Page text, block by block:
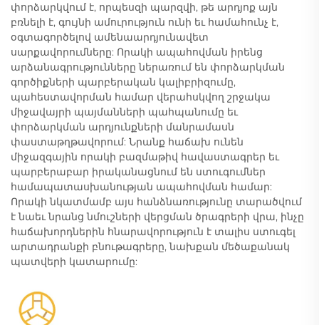
փորձարկվում է, որպեսզի պարզվի, թե արդյոք այն
բռնելի է, գույնի ամուրություն ունի եւ համահունչ է,
օգտագործելով ամենաարդյունավետ
սարքավորումները: Որակի ապահովման իրենց
արձանագրությունները ներառում են փորձարկման
գործիքների պարբերական կալիբրիզումը,
պահեստավորման համար վերահսկվող շրջակա
միջավայրի պայմանների պահպանումը եւ
փորձարկման արդյունքների մանրամասն
փաստաթղթավորում: Նրանք հաճախ ունեն
միջազգային որակի բազմաթիվ հավաստագրեր եւ
պարբերաբար իրականացնում են ստուգումներ
համապատասխանության ապահովման համար:
Որակի նկատմամբ այս հանձնառությունը տարածվում
է նաեւ նրանց նմուշների վերցման ծրագրերի վրա, ինչը
հաճախորդներին հնարավորություն է տալիս ստուգել
արտադրանքի բնութագրերը, նախքան մեծաքանակ
պատվերի կատարումը: